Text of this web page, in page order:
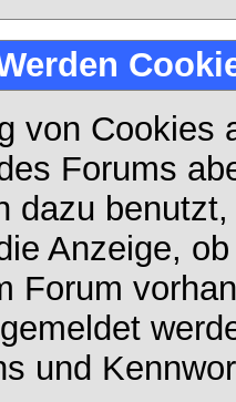
von
Forums
dazu
Anzeige,
Forum
und